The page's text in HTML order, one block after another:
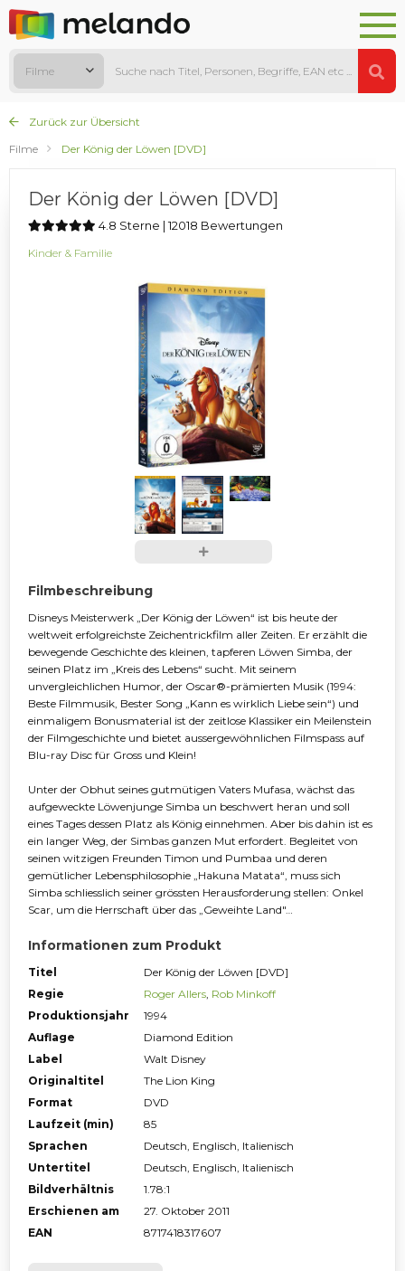
Filme
Zurück zur Übersicht
Filme
Der König der Löwen [DVD]
Der König der Löwen [DVD]
4.8 Sterne | 12018 Bewertungen
Kinder & Familie
Filmbeschreibung
Disneys Meisterwerk „Der König der Löwen“ ist bis heute der
weltweit erfolgreichste Zeichentrickfilm aller Zeiten. Er erzählt die
bewegende Geschichte des kleinen, tapferen Löwen Simba, der
seinen Platz im „Kreis des Lebens“ sucht. Mit seinem
unvergleichlichen Humor, der Oscar®-prämierten Musik (1994:
Beste Filmmusik, Bester Song „Kann es wirklich Liebe sein“) und
einmaligem Bonusmaterial ist der zeitlose Klassiker ein Meilenstein
der Filmgeschichte und bietet aussergewöhnlichen Filmspass auf
Blu-ray Disc für Gross und Klein!
Unter der Obhut seines gutmütigen Vaters Mufasa, wächst das
aufgeweckte Löwenjunge Simba un beschwert heran und soll
eines Tages dessen Platz als König einnehmen. Aber bis dahin ist es
ein langer Weg, der Simbas ganzen Mut erfordert. Begleitet von
seinen witzigen Freunden Timon und Pumbaa und deren
gemütlicher Lebensphilosophie „Hakuna Matata“, muss sich
Simba schliesslich seiner grössten Herausforderung stellen: Onkel
Scar, um die Herrschaft über das „Geweihte Land"…
Informationen zum Produkt
Titel
Der König der Löwen [DVD]
Regie
Roger Allers, Rob Minkoff
Produktionsjahr
1994
Auflage
Diamond Edition
Label
Walt Disney
Originaltitel
The Lion King
Format
DVD
Laufzeit (min)
85
Sprachen
Deutsch, Englisch, Italienisch
Untertitel
Deutsch, Englisch, Italienisch
Bildverhältnis
1.78:1
Erschienen am
27. Oktober 2011
EAN
8717418317607